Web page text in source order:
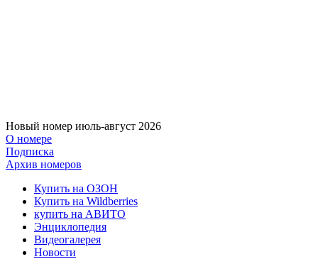
Новый номер июль-август 2026
О номере
Подписка
Архив номеров
Купить на ОЗОН
Купить на Wildberries
купить на АВИТО
Энциклопедия
Видеогалерея
Новости